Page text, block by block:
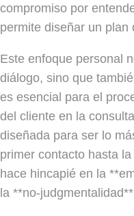
compromiso por
permite diseñar un plan
Este enfoque personal
diálogo, sino que
es esencial para el
del cliente en la
diseñada para ser lo
primer contacto hasta
hace hincapié en la
la **no-